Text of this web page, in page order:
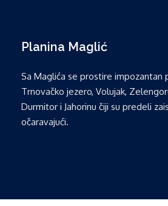
Planina Maglić
Sa Maglića se prostire impozantan
Trnovačko jezero, Volujak,
Durmitor i Jahorinu čiji su predeli
očaravajući.